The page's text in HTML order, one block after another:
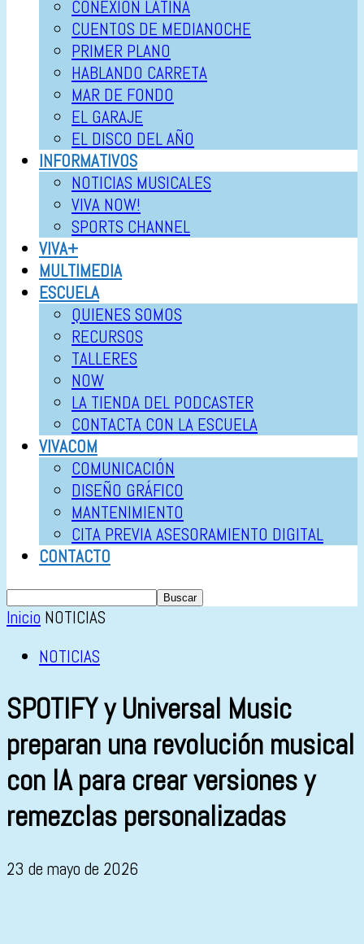
CONEXIÓN LATINA
CUENTOS DE MEDIANOCHE
PRIMER PLANO
HABLANDO CARRETA
MAR DE FONDO
EL GARAJE
EL DISCO DEL AÑO
INFORMATIVOS
NOTICIAS MUSICALES
VIVA NOW!
SPORTS CHANNEL
VIVA+
MULTIMEDIA
ESCUELA
QUIENES SOMOS
RECURSOS
TALLERES
NOW
LA TIENDA DEL PODCASTER
CONTACTA CON LA ESCUELA
VIVACOM
COMUNICACIÓN
DISEÑO GRÁFICO
MANTENIMIENTO
CITA PREVIA ASESORAMIENTO DIGITAL
CONTACTO
Inicio NOTICIAS
NOTICIAS
SPOTIFY y Universal Music
preparan una revolución musical
con IA para crear versiones y
remezclas personalizadas
23 de mayo de 2026